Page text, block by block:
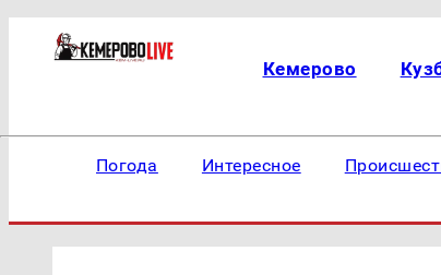
Кемерово
Погода Интересное